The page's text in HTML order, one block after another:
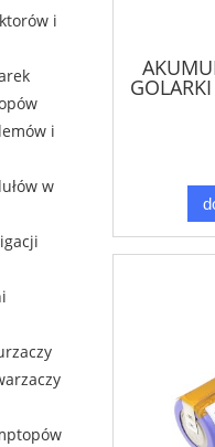
i
i
w